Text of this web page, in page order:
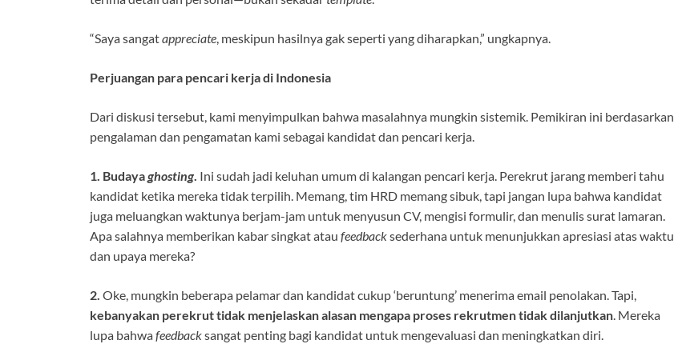
“Saya sangatappreciate, meskipun hasilnya gak seperti yang diharapkan,” ungkapnya.
Perjuangan para pencari kerja di Indonesia
Dari diskusi tersebut, kami menyimpulkan bahwa masalahnya mungkin sistemik. Pemikiran ini berdasarkan
pengalaman dan pengamatan kami sebagai kandidat dan pencari kerja.
1. Budayaghosting. Ini sudah jadi keluhan umum di kalangan pencari kerja. Perekrut jarang memberi tahu
kandidat ketika mereka tidak terpilih. Memang, tim HRD memang sibuk, tapi jangan lupa bahwa kandidat
juga meluangkan waktunya berjam-jam untuk menyusun CV, mengisi formulir, dan menulis surat lamaran.
Apa salahnya memberikan kabar singkatatau feedbacksederhana untuk menunjukkan apresiasi atas waktu
dan upaya mereka?
2. Oke, mungkin beberapa pelamar dan kandidat cukup ‘beruntung’ menerima email penolakan. Tapi,
kebanyakan perekrut tidak menjelaskan alasan mengapa proses rekrutmen tidak dilanjutkan. Mereka
lupa bahwafeedbacksangat penting bagi kandidat untuk mengevaluasi dan meningkatkan diri.